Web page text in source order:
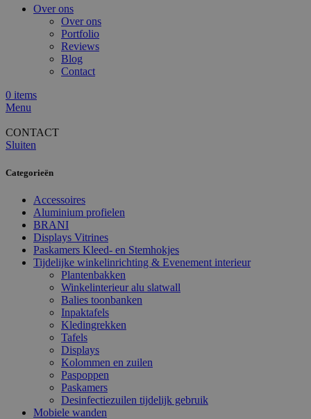
Over ons
Over ons
Portfolio
Reviews
Blog
Contact
0 items
Menu
CONTACT
Sluiten
Categorieën
Accessoires
Aluminium profielen
BRANI
Displays Vitrines
Paskamers Kleed- en Stemhokjes
Tijdelijke winkelinrichting & Evenement interieur
Plantenbakken
Winkelinterieur alu slatwall
Balies toonbanken
Inpaktafels
Kledingrekken
Tafels
Displays
Kolommen en zuilen
Paspoppen
Paskamers
Desinfectiezuilen tijdelijk gebruik
Mobiele wanden